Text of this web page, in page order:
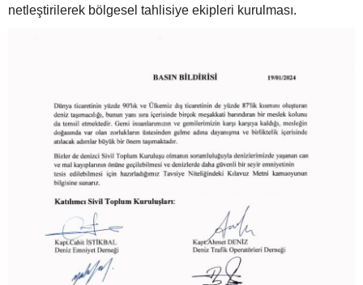
netleştirilerek bölgesel tahlisiye ekipleri kurulması.